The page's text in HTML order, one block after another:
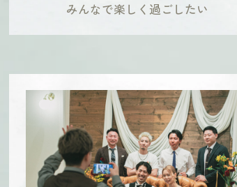
みんなで楽しく過ごしたい